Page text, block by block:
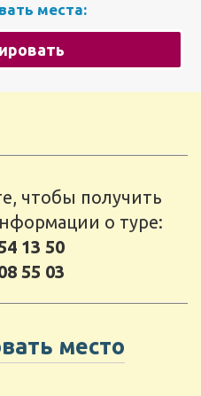
места:
чтобы получить
о туре:
13 50
55 03
место